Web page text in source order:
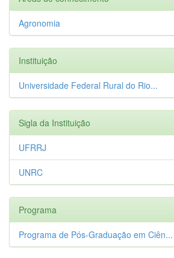
Agronomia
Instituição
Universidade Federal Rural do Rio...
Sigla da Instituição
UFRRJ
UNRC
Programa
Programa de Pós-Graduação em Ciên...